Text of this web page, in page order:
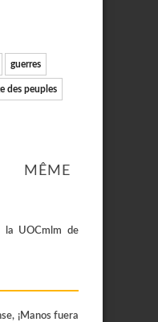
guerres
des peuples
la UOCmlm de
¡Manos fuera